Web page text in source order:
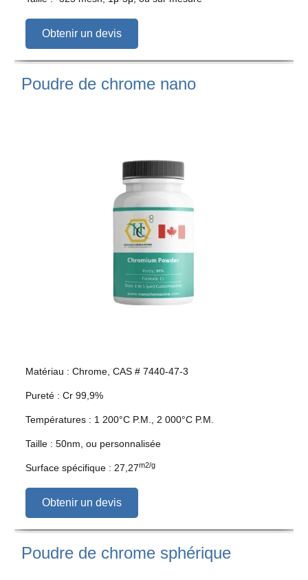
Obtenir un devis
Poudre de chrome nano
Matériau : Chrome, CAS # 7440-47-3
Pureté : Cr 99,9%
Températures : 1 200°C P.M., 2 000°C P.M.
Taille : 50nm, ou personnalisée
Surface spécifique : 27,27m2/g
Obtenir un devis
Poudre de chrome sphérique